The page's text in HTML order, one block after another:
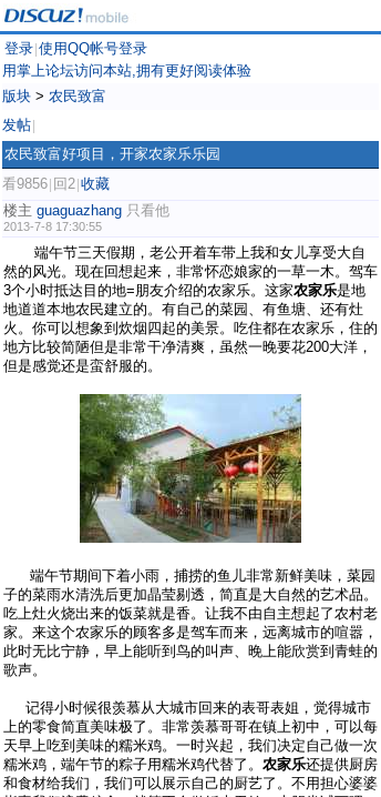
登录 使用QQ帐号登录
用掌上论坛访问本站,拥有更好阅读体验
版块 > 农民致富
发帖
农民致富好项目，开家农家乐乐园
看9856 回2 收藏
楼主 guaguazhang 只看他
2013-7-8 17:30:55
端午节三天假期，老公开着车带上我和女儿享受大自
然的风光。现在回想起来，非常怀恋娘家的一草一木。驾车
3个小时抵达目的地=朋友介绍的农家乐。这家农家乐是地
地道道本地农民建立的。有自己的菜园、有鱼塘、还有灶
火。你可以想象到炊烟四起的美景。吃住都在农家乐，住的
地方比较简陋但是非常干净清爽，虽然一晚要花200大洋，
但是感觉还是蛮舒服的。
端午节期间下着小雨，捕捞的鱼儿非常新鲜美味，菜园
子的菜雨水清洗后更加晶莹剔透，简直是大自然的艺术品。
吃上灶火烧出来的饭菜就是香。让我不由自主想起了农村老
家。来这个农家乐的顾客多是驾车而来，远离城市的喧嚣，
此时无比宁静，早上能听到鸟的叫声、晚上能欣赏到青蛙的
歌声。
记得小时候很羡慕从大城市回来的表哥表姐，觉得城市
上的零食简直美味极了。非常羡慕哥哥在镇上初中，可以每
天早上吃到美味的糯米鸡。一时兴起，我们决定自己做一次
糯米鸡，端午节的粽子用糯米鸡代替了。 农家乐还提供厨房
和食材给我们，我们可以展示自己的厨艺了。不用担心婆婆